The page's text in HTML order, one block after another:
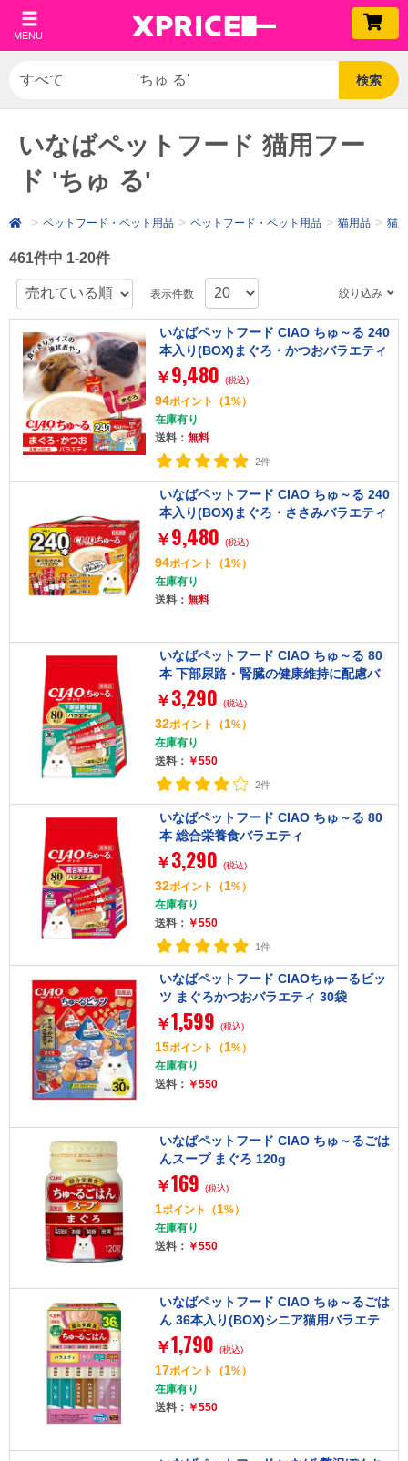
MENU
検索
いなばペットフード 猫用フー
ド 'ちゅ る'
ペットフード・ペット用品 ペットフード・ペット用品 猫用品 猫
461件中 1-20件
表示件数 絞り込み
いなばペットフード CIAO ちゅ～る 240
本入り(BOX)まぐろ・かつおバラエティ
￥ 9,480 (税込)
94ポイント （1%）
在庫有り
送料： 無料
2件
いなばペットフード CIAO ちゅ～る 240
本入り(BOX)まぐろ・ささみバラエティ
￥ 9,480 (税込)
94ポイント （1%）
在庫有り
送料： 無料
いなばペットフード CIAO ちゅ～る 80
本 下部尿路・腎臓の健康維持に配慮バ
ラエティ
￥ 3,290 (税込)
32ポイント （1%）
在庫有り
送料： ￥550
2件
いなばペットフード CIAO ちゅ～る 80
本 総合栄養食バラエティ
￥ 3,290 (税込)
32ポイント （1%）
在庫有り
送料： ￥550
1件
いなばペットフード CIAOちゅーるビッ
ツ まぐろかつおバラエティ 30袋
￥1,599 (税込)
15ポイント （1%）
在庫有り
送料： ￥550
いなばペットフード CIAO ちゅ～るごは
んスープ まぐろ 120g
￥169 (税込)
1ポイント （1%）
在庫有り
送料： ￥550
いなばペットフード CIAO ちゅ～るごは
ん 36本入り(BOX)シニア猫用バラエテ
ィ
￥1,790 (税込)
17ポイント （1%）
在庫有り
送料： ￥550